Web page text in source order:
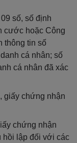
số, số định
cước hoặc Công
thông tin số
cá nhân; số
cá nhân đã xác
giấy chứng nhận
chứng nhận
hồi lập đối với các